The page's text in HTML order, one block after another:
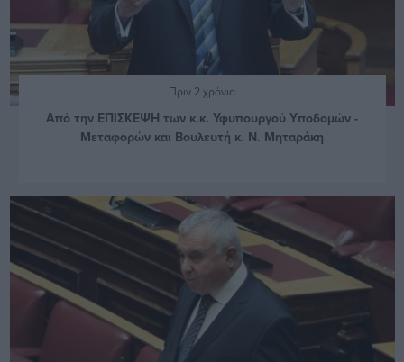
Πριν 2 χρόνια
Από την ΕΠΙΣΚΕΨΗ των κ.κ. Υφυπουργού Υποδομών -
Μεταφορών και Βουλευτή κ. Ν. Μηταράκη